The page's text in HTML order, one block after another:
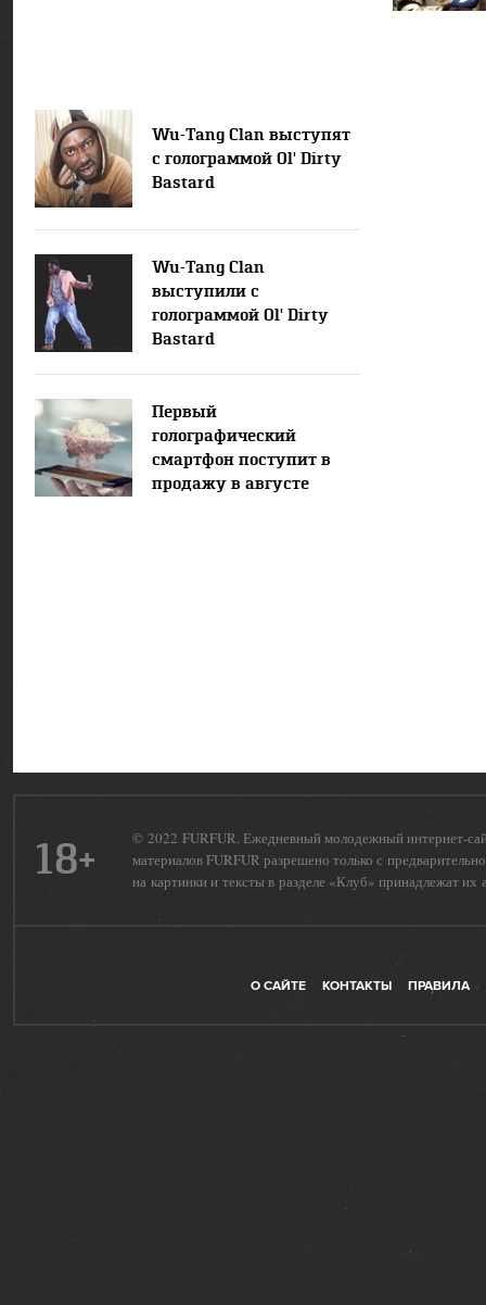
Wu-Tang Clan выступят
с голограммой Ol' Dirty
Bastard
Wu-Tang Clan
выступили с
голограммой Ol' Dirty
Bastard
Первый
голографический
смартфон поступит в
продажу в августе
18+
© 2022 FURFUR. Ежедневный молодежный интернет-
материалов FURFUR разрешено только с
на картинки и тексты в разделе «Клуб» принадлежат их
О САЙТЕ КОНТАКТЫ ПРАВИЛА